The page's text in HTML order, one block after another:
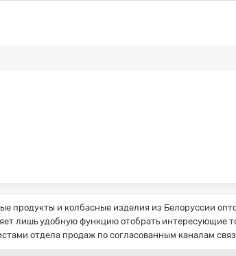
и колбасные изделия из Белоруссии
лишь удобную функцию отобрать интересующие
отдела продаж по согласованным каналам